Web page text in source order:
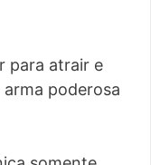
para atrair e
poderosa